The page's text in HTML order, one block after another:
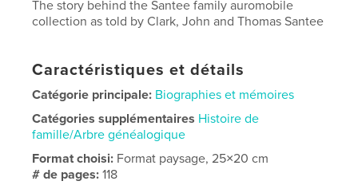
The story behind the Santee family auromobile
collection as told by Clark, John and Thomas Santee
Caractéristiques et détails
Catégorie principale: Biographies et mémoires
Catégories supplémentaires Histoire de
famille/Arbre généalogique
Format choisi: Format paysage, 25×20 cm
# de pages:118